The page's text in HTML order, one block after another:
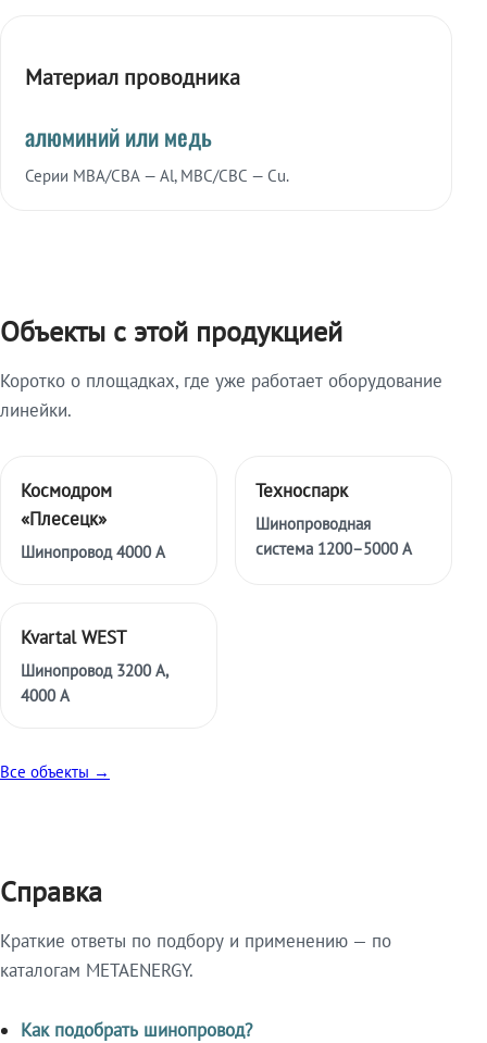
Материал проводника
алюминий или медь
Серии МВА/СВА — Al, МВС/СВС — Cu.
Объекты с этой продукцией
Коротко о площадках, где уже работает оборудование
линейки.
Космодром
«Плесецк»
Шинопровод 4000 А
Техноспарк
Шинопроводная
система 1200–5000 А
Kvartal WEST
Шинопровод 3200 А,
4000 А
Все объекты →
Справка
Краткие ответы по подбору и применению — по
каталогам METAENERGY.
Как подобрать шинопровод?